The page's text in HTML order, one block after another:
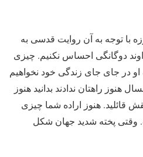
با توجه به آن روایت قدسی به
دوگانگی احساس نکنیم. چیزی
در جای جای زندگی خود نخواهیم
هنوز راهتان ندادند بدانید هنوز
قائلید. هنوز اراده‌ شما چیزی
پخته شدید جهان شکل